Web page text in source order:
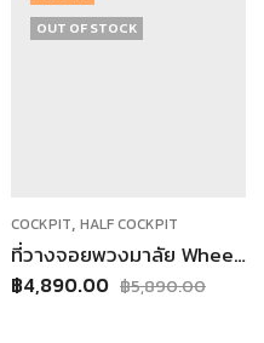
OF STOCK
,HALF COCKPIT
ที่วางจอยพวงมาลัย Wheel Stand Lite 2.0
฿5,890.00